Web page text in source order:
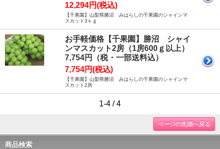
12,294円(税込)
【千果園】山梨県勝沼 みはらしの千果園のシャインマ
スカット3ｋｇ
お手軽価格【千果園】勝沼 シャイ
ンマスカット2房（1房600ｇ以上）
7,754円（税・一部送料込）
7,754円(税込)
【千果園】山梨県勝沼 みはらしの千果園のシャインマ
スカット2房
1-4 / 4
ページの先頭へ戻る
商品検索